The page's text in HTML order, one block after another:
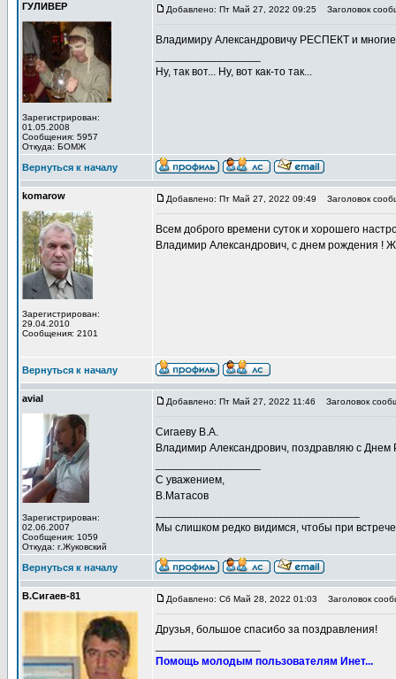
ГУЛИВЕР
Зарегистрирован:
01.05.2008
Сообщения: 5957
Откуда: БОМЖ
Добавлено: Пт Май 27, 2022 09:25 Заголовок
Владимиру Александровичу РЕСПЕКТ и
Ну, так вот... Ну, вот как-то так...
Вернуться к началу
komarow
Зарегистрирован:
29.04.2010
Сообщения: 2101
Добавлено: Пт Май 27, 2022 09:49 Заголовок
Всем доброго времени суток и хорошего
Владимир Александрович, с днем рождения !
Вернуться к началу
avial
Зарегистрирован:
02.06.2007
Сообщения: 1059
Откуда: г.Жуковский
Добавлено: Пт Май 27, 2022 11:46 Заголовок
Сигаеву В.А.
Владимир Александрович, поздравляю с Днем
С уважением,
В.Матасов
Мы слишком редко видимся, чтобы при
Вернуться к началу
В.Сигаев-81 Добавлено: Сб Май 28, 2022 01:03 Заголовок
Друзья, большое спасибо за поздравления!
Помощь молодым пользователям Инет...